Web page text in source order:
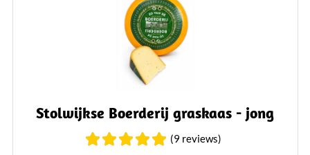
Stolwijkse Boerderij graskaas - jong
(9 reviews)